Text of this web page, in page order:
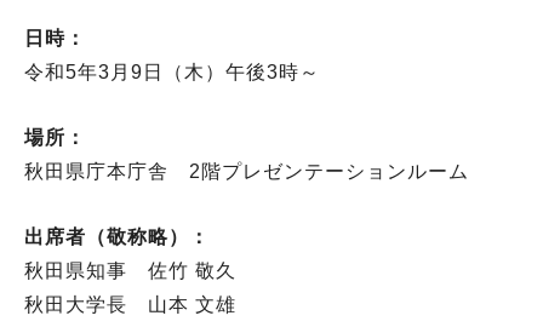
日時：
令和5年3月9日（木）午後3時～
場所：
秋田県庁本庁舎 2階プレゼンテーションルーム
出席者（敬称略）：
秋田県知事 佐竹 敬久
秋田大学長 山本 文雄